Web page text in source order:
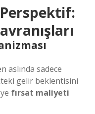
aslında sadece
gelir beklentisini
fırsat maliyeti